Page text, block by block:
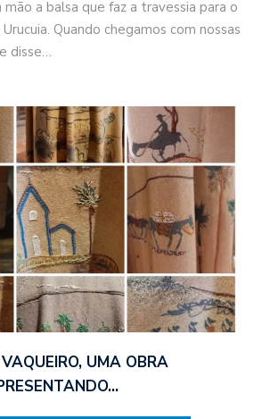
a balsa que faz a travessia para o
Quando chegamos com nossas
disse…
UMA OBRA